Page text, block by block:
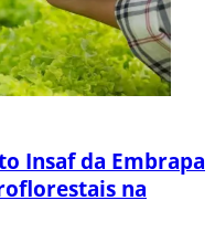
Insaf da Embrapa
na